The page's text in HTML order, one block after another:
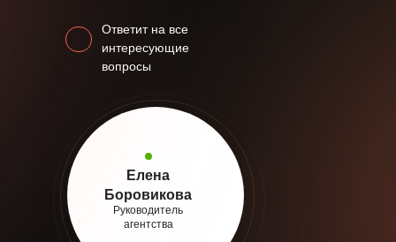
Ответит на все
интересующие
вопросы
Елена
Боровикова
Руководитель
агентства